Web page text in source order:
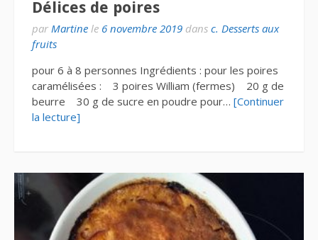
Délices de poires
par Martine le 6 novembre 2019 dans c. Desserts aux
fruits
pour 6 à 8 personnes Ingrédients : pour les poires
caramélisées : 3 poires William (fermes) 20 g de
beurre 30 g de sucre en poudre pour… [Continuer
la lecture]